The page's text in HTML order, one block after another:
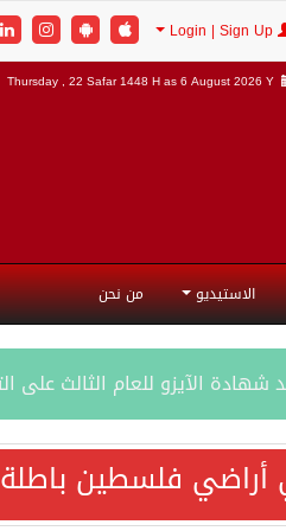
Thursday , 22 Safar 1448 H as6 August 2026 Y |
الاستيديو من نحن
أراضي فلسطين باطلة